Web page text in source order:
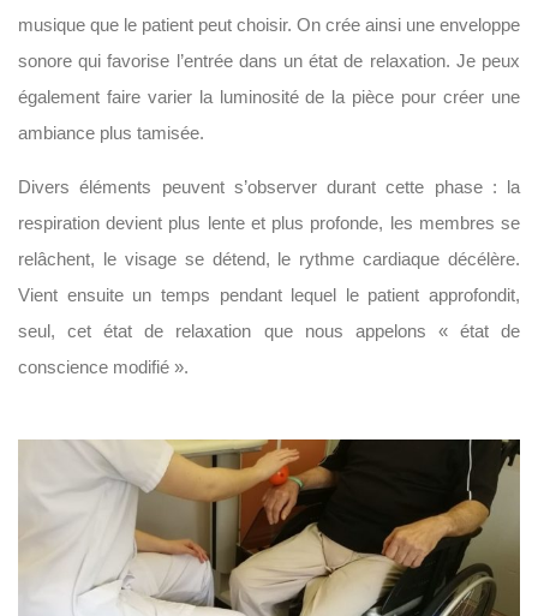
musique que le patient peut choisir. On crée ainsi une enveloppe
sonore qui favorise l’entrée dans un état de relaxation. Je peux
également faire varier la luminosité de la pièce pour créer une
ambiance plus tamisée.
Divers éléments peuvent s’observer durant cette phase : la
respiration devient plus lente et plus profonde, les membres se
relâchent, le visage se détend, le rythme cardiaque décélère.
Vient ensuite un temps pendant lequel le patient approfondit,
seul, cet état de relaxation que nous appelons « état de
conscience modifié ».